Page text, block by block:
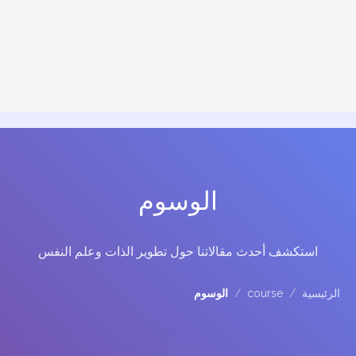
الوسوم
استكشف أحدث مقالاتنا حول تطوير الذات وعلم النفس
الرئيسية /
course
/ الوسوم